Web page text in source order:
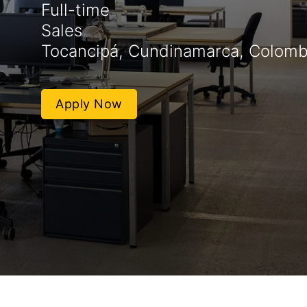
Full-time
Sales
Tocancipá, Cundinamarca,
Apply Now